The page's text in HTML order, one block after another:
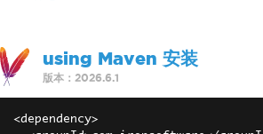
using Maven 安装
版本：2026.6.1
<dependency>